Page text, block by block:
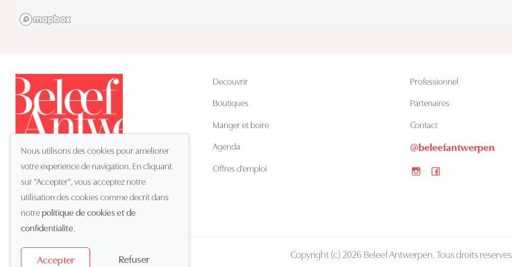
Decouvrir
Boutiques
Manger et boire
Agenda
Offres d'emploi
Professionnel
Partenaires
Contact
@beleefantwerpen
Copyright (c) 2026 Beleef Antwerpen. Tous droits reserves
Nous utilisons des cookies pour ameliorer
votre experience de navigation. En cliquant
sur "Accepter", vous acceptez notre
utilisation des cookies comme decrit dans
notre politique de cookies et de
confidentialite.
Accepter Refuser